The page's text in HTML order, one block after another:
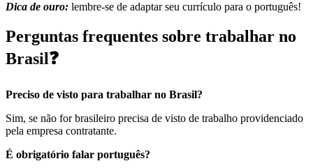
Dica de ouro: lembre-se de adaptar seu currículo para o português!
Perguntas frequentes sobre trabalhar no
Brasil❓
Preciso de visto para trabalhar no Brasil?
Sim, se não for brasileiro precisa de visto de trabalho providenciado
pela empresa contratante.
É obrigatório falar português?